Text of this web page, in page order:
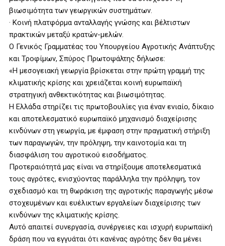
βιωσιμότητα των γεωργικών συστημάτων.
· Κοινή πλατφόρμα ανταλλαγής γνώσης και βέλτιστων
πρακτικών μεταξύ κρατών-μελών.
Ο Γενικός Γραμματέας του Υπουργείου Αγροτικής Ανάπτυξης
και Τροφίμων, Σπύρος Πρωτοψάλτης δήλωσε:
«Η μεσογειακή γεωργία βρίσκεται στην πρώτη γραμμή της
κλιματικής κρίσης και χρειάζεται κοινή ευρωπαϊκή
στρατηγική ανθεκτικότητας και βιωσιμότητας.
Η Ελλάδα στηρίζει τις πρωτοβουλίες για έναν ενιαίο, δίκαιο
και αποτελεσματικό ευρωπαϊκό μηχανισμό διαχείρισης
κινδύνων στη γεωργία, με έμφαση στην πραγματική στήριξη
των παραγωγών, την πρόληψη, την καινοτομία και τη
διασφάλιση του αγροτικού εισοδήματος.
Προτεραιότητά μας είναι να στηρίξουμε αποτελεσματικά
τους αγρότες, ενισχύοντας παράλληλα την πρόληψη, τον
σχεδιασμό και τη θωράκιση της αγροτικής παραγωγής μέσω
στοχευμένων και ευέλικτων εργαλείων διαχείρισης των
κινδύνων της κλιματικής κρίσης.
Αυτό απαιτεί συνεργασία, συνέργειες και ισχυρή ευρωπαϊκή
δράση που να εγγυάται ότι κανένας αγρότης δεν θα μένει